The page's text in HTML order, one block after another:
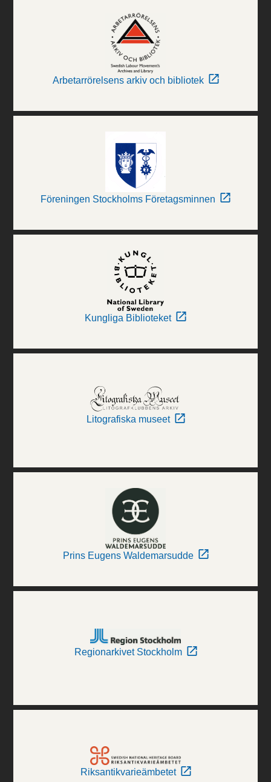
Arbetarrörelsens arkiv och bibliotek
Föreningen Stockholms Företagsminnen
Kungliga Biblioteket
Litografiska museet
Prins Eugens Waldemarsudde
Regionarkivet Stockholm
Riksantikvarieämbetet